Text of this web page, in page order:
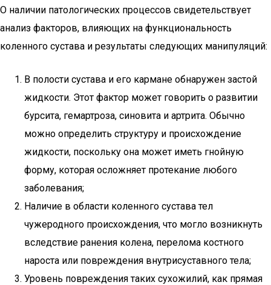
О наличии патологических процессов свидетельствует
анализ факторов, влияющих на функциональность
коленного сустава и результаты следующих манипуляций:
В полости сустава и его кармане обнаружен застой
жидкости. Этот фактор может говорить о развитии
бурсита, гемартроза, синовита и артрита. Обычно
можно определить структуру и происхождение
жидкости, поскольку она может иметь гнойную
форму, которая осложняет протекание любого
заболевания;
Наличие в области коленного сустава тел
чужеродного происхождения, что могло возникнуть
вследствие ранения колена, перелома костного
нароста или повреждения внутрисуставного тела;
Уровень повреждения таких сухожилий, как прямая